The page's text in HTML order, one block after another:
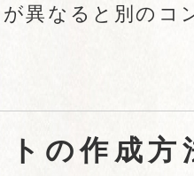
異なると別のコ
トの作成方